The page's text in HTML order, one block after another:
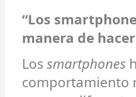
“Los
manera de hacer
Los smartphones
comportamiento